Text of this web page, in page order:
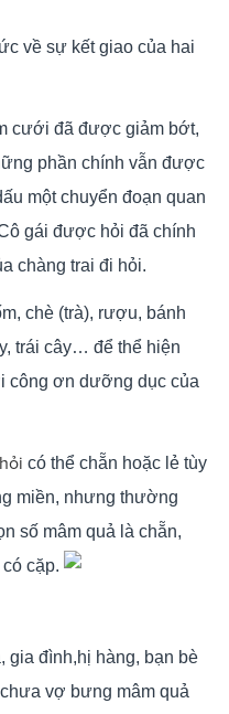
về sự kết giao của hai
cưới đã được giảm bớt,
phần chính vẫn được
một chuyển đoạn quan
gái được hỏi đã chính
chàng trai đi hỏi.
chè (trà), rượu, bánh
trái cây… để thể hiện
công ơn dưỡng dục của
có thể chẵn hoặc lẻ tùy
miền, nhưng thường
số mâm quả là chẵn,
cặp.
gia đình,hị hàng, bạn bè
vợ bưng mâm quả